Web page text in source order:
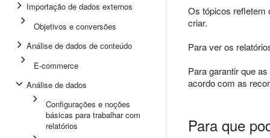
Importação de dados externos
Objetivos e conversões
Análise de dados de conteúdo
E-commerce
Análise de dados
Configurações e noções
básicas para trabalhar com
relatórios
Os tópicos refletem
criar.
Para ver os
Para garantir que
acordo com as
Para que